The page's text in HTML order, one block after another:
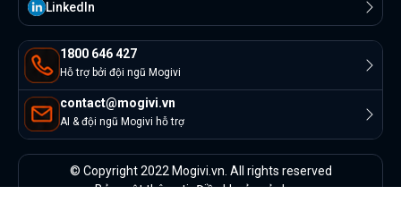
1800 646 427
Hỗ trợ bởi đội ngũ Mogivi
contact@mogivi.vn
AI & đội ngũ Mogivi hỗ trợ
Linkedln
© Copyright 2022 Mogivi.vn. All rights reserved
Bảo mật thông tinĐiều khoản sử dụng